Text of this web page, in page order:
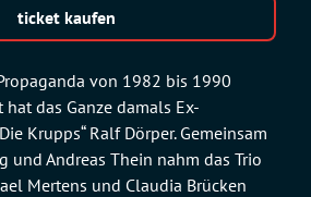
von 1982 bis 1990
das Ganze damals Ex-
Krupps“ Ralf Dörper. Gemeinsam
und Andreas Thein nahm das Trio
Mertens und Claudia Brücken
ticket kaufen